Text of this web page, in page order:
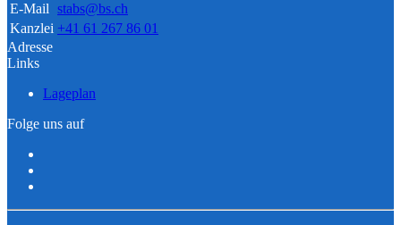
E-Mail stabs@bs.ch
Kanzlei +41 61 267 86 01
Adresse
Links
Lageplan
Folge uns auf